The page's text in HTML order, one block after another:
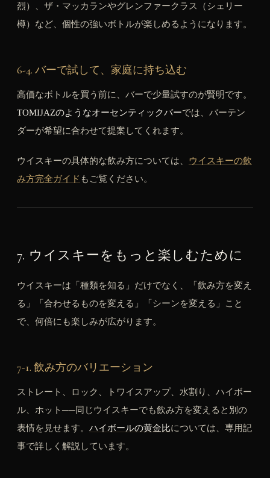
烈）、ザ・マッカランやグレンファークラス（シェリー
樽）など、個性の強いボトルが楽しめるようになります。
6-4. バーで試して、家庭に持ち込む
高価なボトルを買う前に、バーで少量試すのが賢明です。
TOMIJAZのようなオーセンティックバーでは、バーテン
ダーが希望に合わせて提案してくれます。
ウイスキーの具体的な飲み方については、 ウイスキーの飲
み方完全ガイド もご覧ください。
7. ウイスキーをもっと楽しむために
ウイスキーは「種類を知る」だけでなく、「飲み方を変え
る」「合わせるものを変える」「シーンを変える」こと
で、何倍にも楽しみが広がります。
7-1. 飲み方のバリエーション
ストレート、ロック、トワイスアップ、水割り、ハイボー
ル、ホット──同じウイスキーでも飲み方を変えると別の
表情を見せます。 ハイボールの黄金比については、専用記
事で詳しく解説しています。